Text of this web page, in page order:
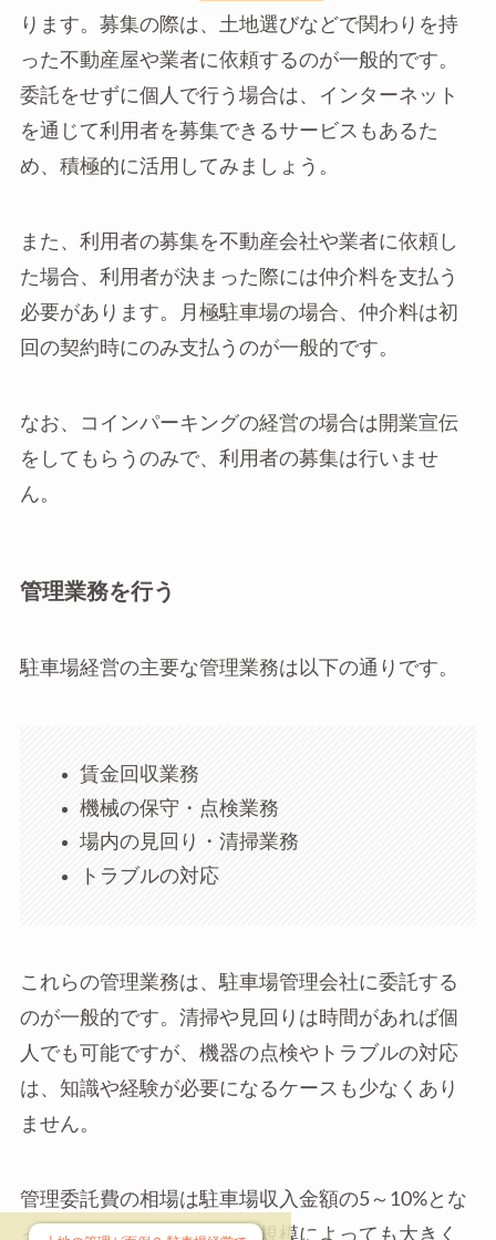
ります。募集の際は、土地選びなどで関わりを持
った不動産屋や業者に依頼するのが一般的です。
委託をせずに個人で行う場合は、インターネット
を通じて利用者を募集できるサービスもあるた
め、積極的に活用してみましょう。
また、利用者の募集を不動産会社や業者に依頼し
た場合、利用者が決まった際には仲介料を支払う
必要があります。月極駐車場の場合、仲介料は初
回の契約時にのみ支払うのが一般的です。
なお、コインパーキングの経営の場合は開業宣伝
をしてもらうのみで、利用者の募集は行いませ
ん。
管理業務を行う
駐車場経営の主要な管理業務は以下の通りです。
賃金回収業務
機械の保守・点検業務
場内の見回り・清掃業務
トラブルの対応
これらの管理業務は、駐車場管理会社に委託する
のが一般的です。清掃や見回りは時間があれば個
人でも可能ですが、機器の点検やトラブルの対応
は、知識や経験が必要になるケースも少なくあり
ません。
管理委託費の相場は駐車場収入金額の5～10%とな
っています。地域や駐車場規模によっても大きく